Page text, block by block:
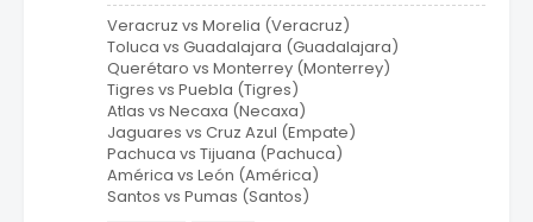
Veracruz vs Morelia (Veracruz)
Toluca vs Guadalajara (Guadalajara)
Querétaro vs Monterrey (Monterrey)
Tigres vs Puebla (Tigres)
Atlas vs Necaxa (Necaxa)
Jaguares vs Cruz Azul (Empate)
Pachuca vs Tijuana (Pachuca)
América vs León (América)
Santos vs Pumas (Santos)